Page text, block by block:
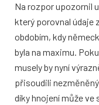
Na rozpor upozornil
který porovnal údaje
obdobím, kdy
byla na maximu.
muselyby nyní
přisoudili
díky hnojenímůže ve